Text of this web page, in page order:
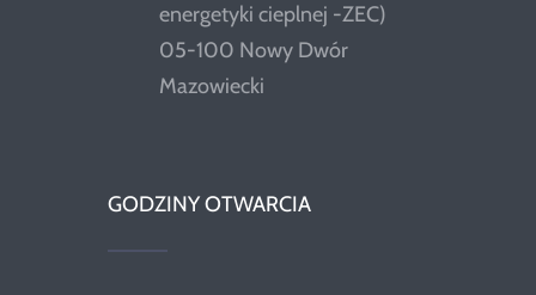
energetyki cieplnej -ZEC)
05-100 Nowy Dwór
Mazowiecki
GODZINY OTWARCIA